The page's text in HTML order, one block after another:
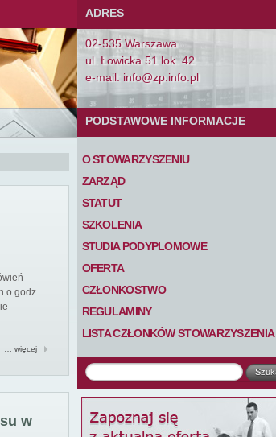
ADRES
02-535 Warszawa
ul. Łowicka 51 lok. 42
e-mail: info@zp.info.pl
PODSTAWOWE INFORMACJE
O STOWARZYSZENIU
ZARZĄD
STATUT
SZKOLENIA
STUDIA PODYPLOMOWE
OFERTA
CZŁONKOSTWO
REGULAMINY
LISTA CZŁONKÓW STOWARZYSZENIA
o godz.
… więcej
w